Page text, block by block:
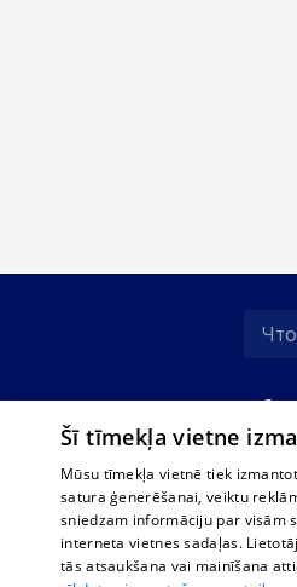
О
Для
Šī tīmekļa vietne
Mūsu tīmekļa vietnē tiek
satura ģenerēšanai, veiktu
sniedzam informāciju par visām
interneta vietnes sadaļas.
tās atsaukšana vai mainīšana